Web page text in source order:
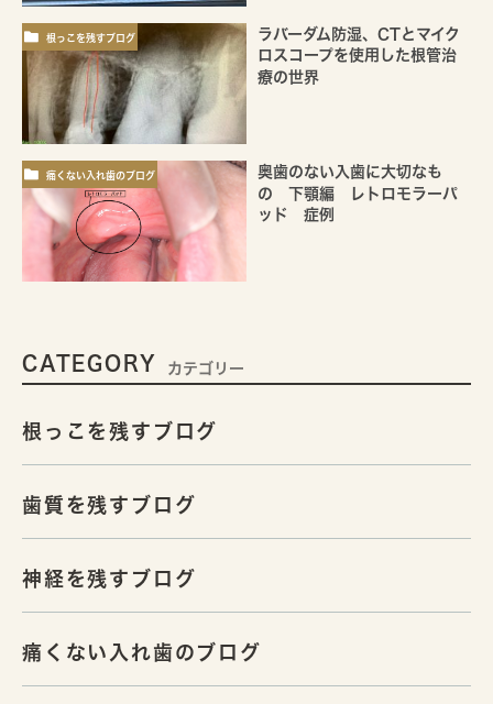
根っこを残すブログ
ラバーダム防湿、CTとマイク
ロスコープを使用した根管治
療の世界
痛くない入れ歯のブログ
奥歯のない入歯に大切なも
の 下顎編 レトロモラーパ
ッド 症例
CATEGORY カテゴリー
根っこを残すブログ
歯質を残すブログ
神経を残すブログ
痛くない入れ歯のブログ